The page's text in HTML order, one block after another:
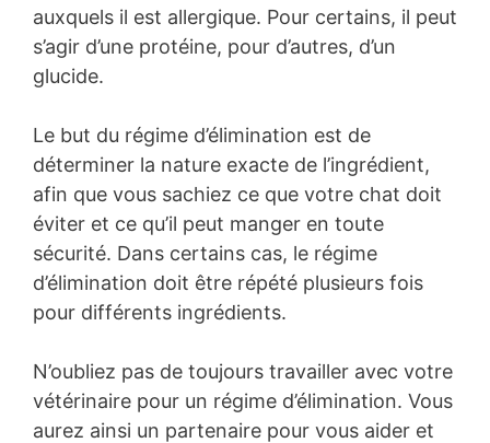
auxquels il est allergique. Pour certains, il peut
s’agir d’une protéine, pour d’autres, d’un
glucide.
Le but du régime d’élimination est de
déterminer la nature exacte de l’ingrédient,
afin que vous sachiez ce que votre chat doit
éviter et ce qu’il peut manger en toute
sécurité. Dans certains cas, le régime
d’élimination doit être répété plusieurs fois
pour différents ingrédients.
N’oubliez pas de toujours travailler avec votre
vétérinaire pour un régime d’élimination. Vous
aurez ainsi un partenaire pour vous aider et